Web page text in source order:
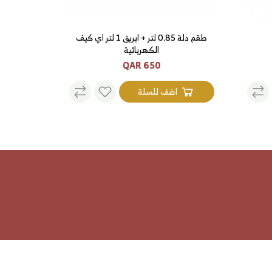
طقم دلة 0.85 لتر + ابريق 1 لتر اي كيف
الكهربائية
650 QAR
اضف للسلة